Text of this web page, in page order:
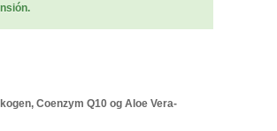
Coenzym Q10 og Aloe Vera-